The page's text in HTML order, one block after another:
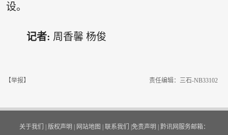
设。
记者: 周香馨 杨俊
【举报】 责任编辑：三石-NB33102
关于我们 | 版权声明 | 网站地图 | 联系我们 |免责声明 | 黔讯网服务邮箱：